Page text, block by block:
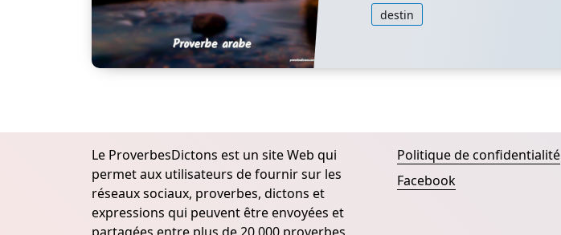
destin
Le ProverbesDictons est un site Web qui
permet aux utilisateurs de fournir sur les
réseaux sociaux, proverbes, dictons et
expressions qui peuvent être envoyées et
Politique de confidentialité
Facebook